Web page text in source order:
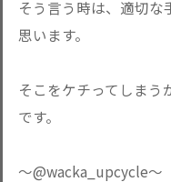
そう言う時は、適切な
思います。
そこをケチってしまう
です。
〜@wacka_upcycle〜